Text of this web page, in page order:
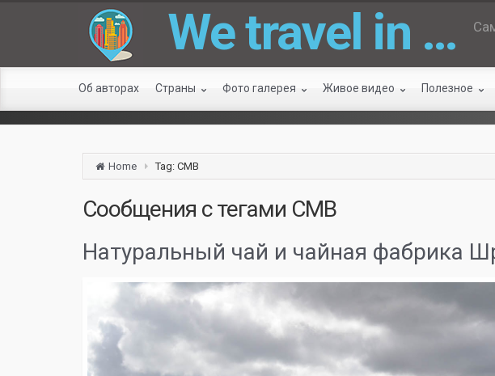
We travel in …
Об авторах Страны Фото галерея Живое видео Полезное
Home Tag: CMB
Сообщения с тегами CMB
Натуральный чай и чайная фабрика